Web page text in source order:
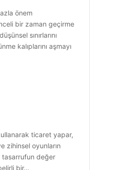
önem
bir zaman geçirme
sınırlarını
kalıplarını aşmayı
ticaret yapar,
zihinsel oyunların
tasarrufun değer
bir…